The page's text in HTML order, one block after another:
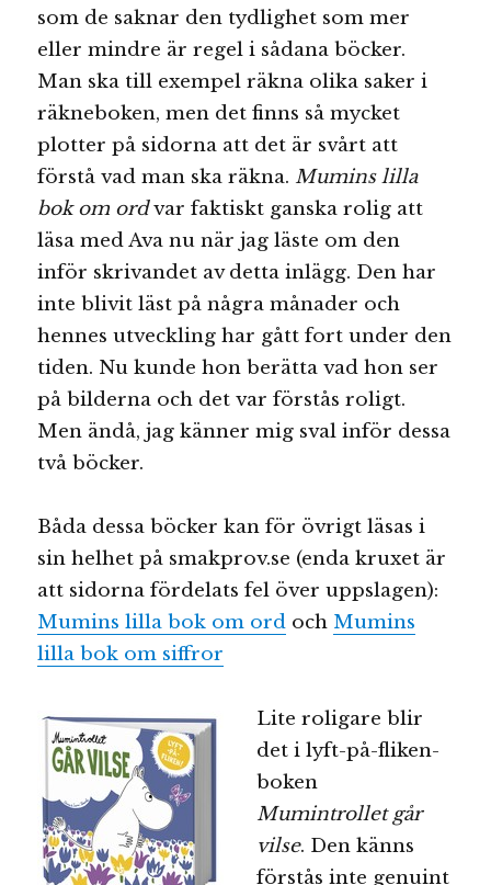
som de saknar den tydlighet som mer
eller mindre är regel i sådana böcker.
Man ska till exempel räkna olika saker i
räkneboken, men det finns så mycket
plotter på sidorna att det är svårt att
förstå vad man ska räkna. Mumins lilla
bok om ordvar faktiskt ganska rolig att
läsa med Ava nu när jag läste om den
inför skrivandet av detta inlägg. Den har
inte blivit läst på några månader och
hennes utveckling har gått fort under den
tiden. Nu kunde hon berätta vad hon ser
på bilderna och det var förstås roligt.
Men ändå, jag känner mig sval inför dessa
två böcker.
Båda dessa böcker kan för övrigt läsas i
sin helhet på smakprov.se (enda kruxet är
att sidorna fördelats fel över uppslagen):
Mumins lilla bok om ord och Mumins
lilla bok om siffror
Lite roligare blir
det i lyft-på-fliken-
boken
Mumintrollet går
vilse. Den känns
förstås inte genuint